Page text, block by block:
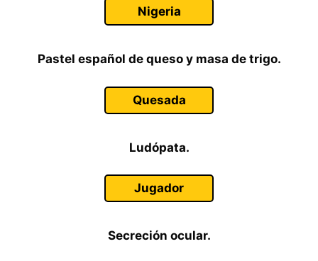
Nigeria
Pastel español de queso y masa de trigo.
Quesada
Ludópata.
Jugador
Secreción ocular.